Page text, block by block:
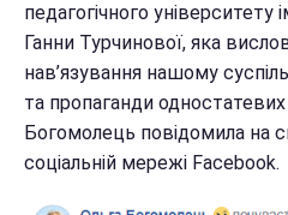
педагогічного
Ганни Турчинової, яка
нав’язування нашому
та пропаганди
Богомолець повідомила на
соціальній мережі Facebook.